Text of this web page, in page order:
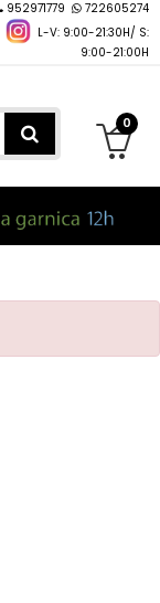
952971779
722605274
L-V: 9:00-21:30H/ S:
9:00-21:00H
0